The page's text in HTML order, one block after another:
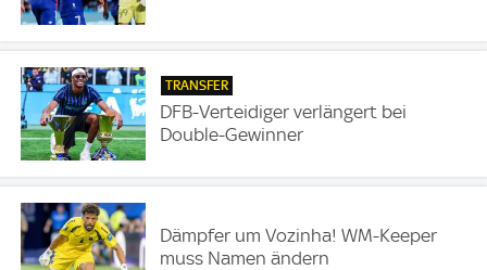
TRANSFER
DFB-Verteidiger verlängert bei
Double-Gewinner
Dämpfer um Vozinha! WM-Keeper
muss Namen ändern